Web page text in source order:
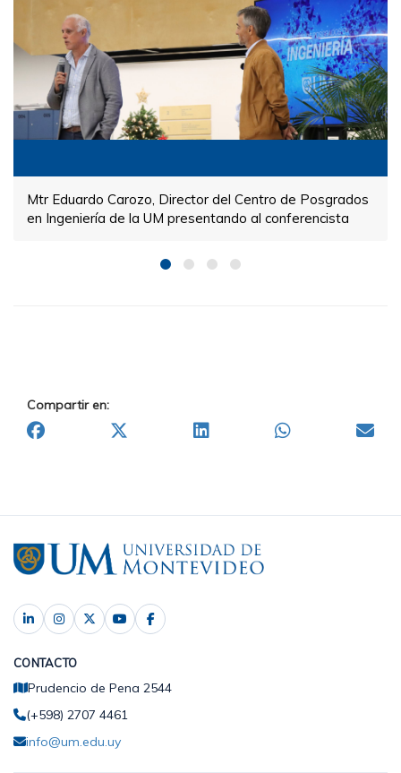
Mtr Eduardo Carozo, Director del Centro de Posgrados
en Ingeniería de la UM presentando al conferencista
Compartir en:
CONTACTO
Prudencio de Pena 2544
(+598) 2707 4461
info@um.edu.uy